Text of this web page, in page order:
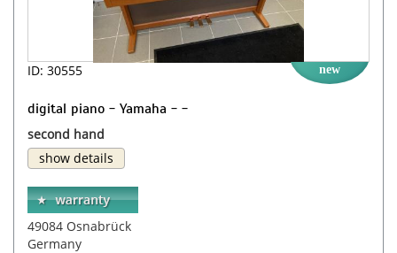
ID: 30555 new
digital piano - Yamaha - -
second hand
show details
49084 Osnabrück
Germany